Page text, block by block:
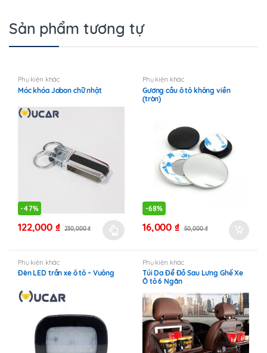
Sản phẩm tương tự
Phụ kiện khác
Móc khóa Jobon chữ nhật
-47%
122,000 ₫ 230,000₫
này
có
nhiều
biến
Phụ kiện khác
Gương cầu ô tô không viền
(tròn)
-68%
16,000₫ 50,000₫
Phụ kiện khác
Đèn LED trần xe ô tô – Vuông
Phụ kiện khác
Túi Da Để Đồ Sau Lưng Ghế Xe
Ô tô 6 Ngăn